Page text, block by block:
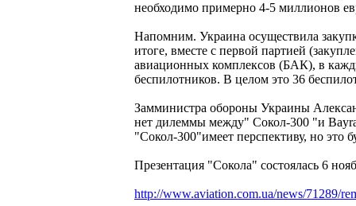
необходимо примерно 4-5 миллионов
Напомним. Украина осуществила
итоге, вместе с первой партией
авиационных комплексов (БАК), в
беспилотников. В целом это 36
Замминистра обороны Украины
нет дилеммы между" Сокол-300 "и
"Сокол-300"имеет перспективу, но это
Презентация "Сокола" состоялась 6
http://www.aviation.com.ua/news/71289/